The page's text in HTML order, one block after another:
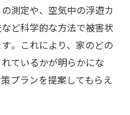
測定や、空気中の浮遊カ
ど科学的な方法で被害状
。これにより、家のどの
ているかが明らかにな
プランを提案してもらえ